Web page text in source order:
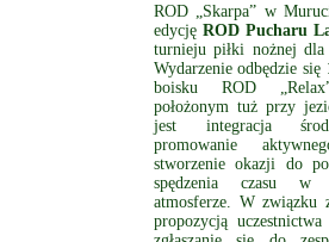
ROD „Skarpa” w
edycjęROD Pucharu
turnieju piłki nożnej dla
Wydarzenie odbędzie się
boisku ROD
położonym tuż przy
jest integracja
promowanie
stworzenie okazji do
spędzenia czasu w
atmosferze. W związku
propozycją